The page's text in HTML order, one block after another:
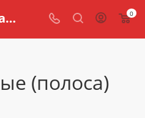
Держатели пластмассовые (полоса) Z000002 купить для кабинета физики по доступной цене в интернет магазине schools.ru 0
(полоса)